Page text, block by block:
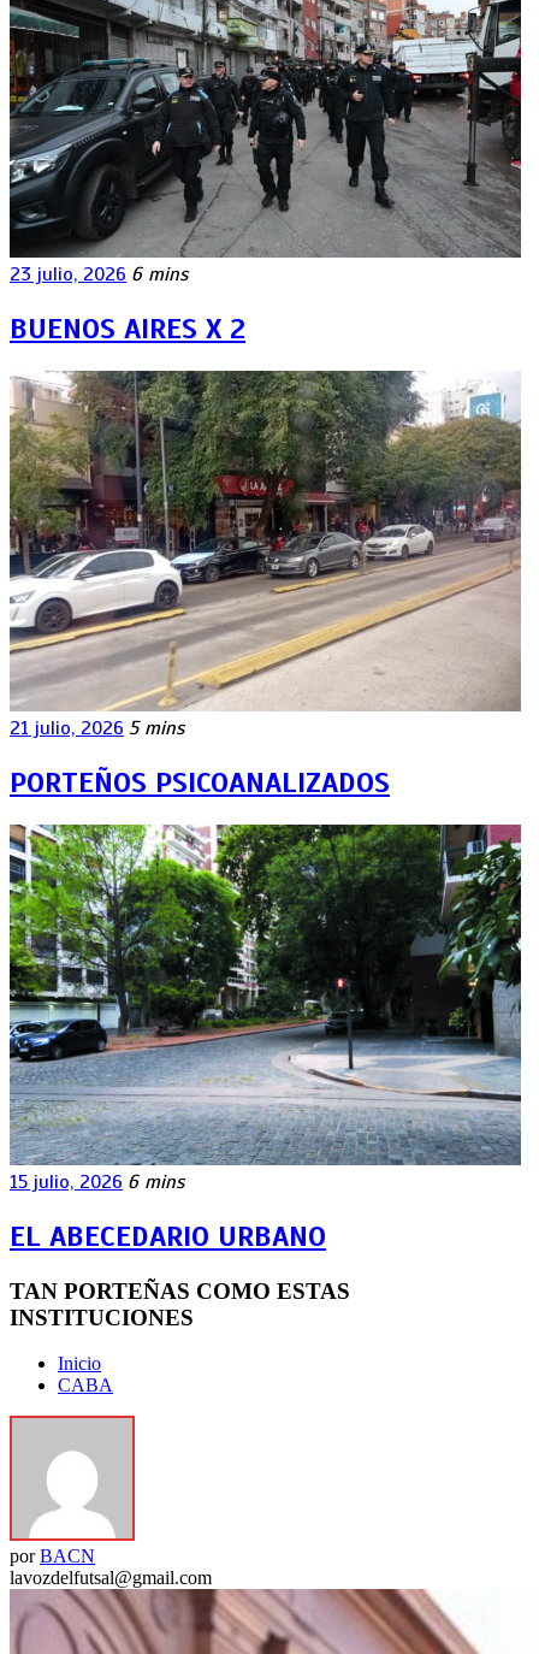
23 julio, 2026 6 mins
BUENOS AIRES X 2
21 julio, 2026 5 mins
PORTEÑOS PSICOANALIZADOS
15 julio, 2026 6 mins
EL ABECEDARIO URBANO
TAN PORTEÑAS COMO ESTAS
INSTITUCIONES
Inicio
CABA
porBACN
lavozdelfutsal@gmail.com